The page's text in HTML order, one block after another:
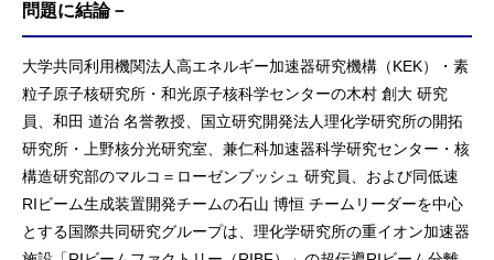
問題に結論－
大学共同利用機関法人高エネルギー加速器研究機構（KEK）・素
粒子原子核研究所・和光原子核科学センターの木村 創大 研究
員、和田 道治 名誉教授、国立研究開発法人理化学研究所の開拓
研究所・上野核分光研究室、兼仁科加速器科学研究センター・核
構造研究部のマルコ＝ローゼンブッシュ 研究員、および同低速
RIビーム生成装置開発チームの石山 博恒 チームリーダーを中心
とする国際共同研究グループは、理化学研究所の重イオン加速器